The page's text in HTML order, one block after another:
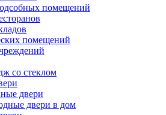
помещений
помещений
со стеклом
двери
двери в дом